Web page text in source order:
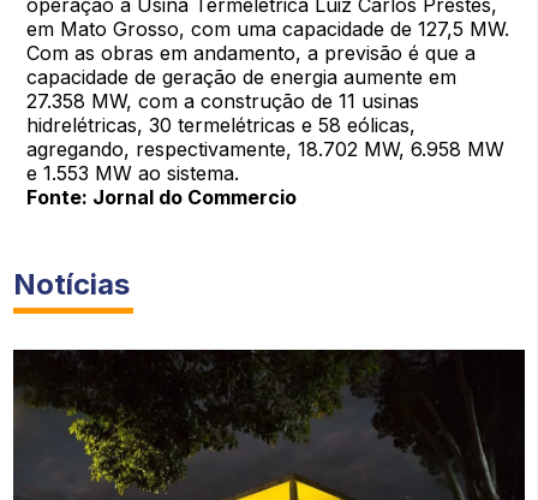
em Mato Grosso, com uma capacidade de 127,5 MW.
Com as obras em andamento, a previsão é que a
capacidade de geração de energia aumente em
27.358 MW, com a construção de 11 usinas
hidrelétricas, 30 termelétricas e 58 eólicas,
agregando, respectivamente, 18.702 MW, 6.958 MW
e 1.553 MW ao sistema.
Fonte: Jornal do Commercio
Notícias